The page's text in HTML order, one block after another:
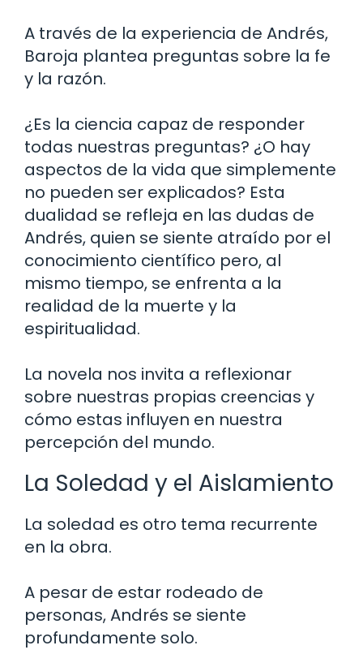
A través de la experiencia de Andrés,
Baroja plantea preguntas sobre la fe
y la razón.
¿Es la ciencia capaz de responder
todas nuestras preguntas? ¿O hay
aspectos de la vida que simplemente
no pueden ser explicados? Esta
dualidad se refleja en las dudas de
Andrés, quien se siente atraído por el
conocimiento científico pero, al
mismo tiempo, se enfrenta a la
realidad de la muerte y la
espiritualidad.
La novela nos invita a reflexionar
sobre nuestras propias creencias y
cómo estas influyen en nuestra
percepción del mundo.
La Soledad y el Aislamiento
La soledad es otro tema recurrente
en la obra.
A pesar de estar rodeado de
personas, Andrés se siente
profundamente solo.